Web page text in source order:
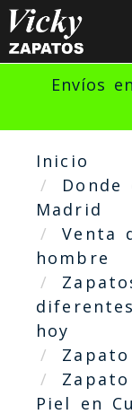
Envíos
Inicio
Madrid
Venta
hombre
hoy
Piel en